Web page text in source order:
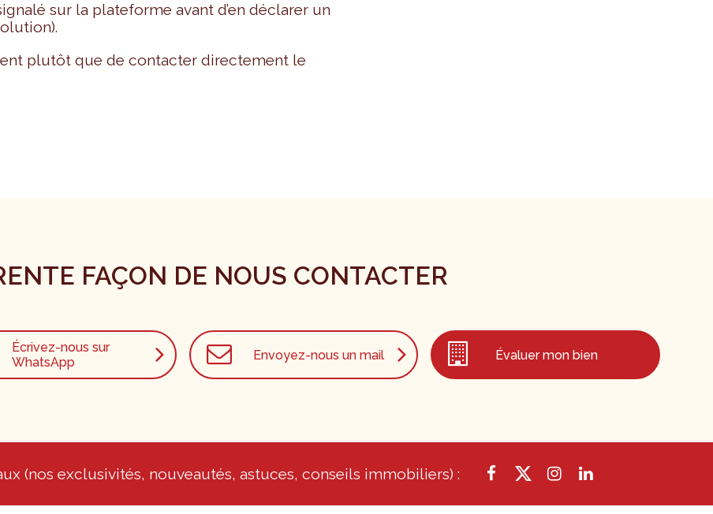
sur la plateforme avant d’en déclarer un
plutôt que de contacter directement le
FAÇON DE NOUS CONTACTER
Écrivez-nous sur
WhatsApp
Envoyez-nous un mail Évaluer mon bien
(nos exclusivités, nouveautés, astuces, conseils immobiliers) :